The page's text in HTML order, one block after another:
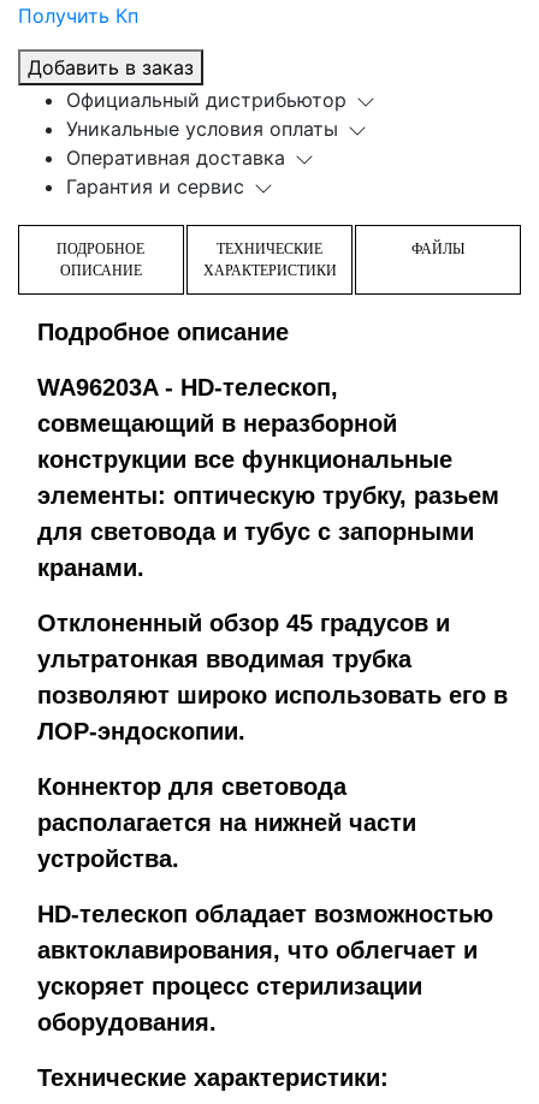
Получить Кп
Добавить в заказ
Официальный дистрибьютор
Уникальные условия оплаты
Оперативная доставка
Гарантия и сервис
ПОДРОБНОЕ
ОПИСАНИЕ
ТЕХНИЧЕСКИЕ
ХАРАКТЕРИСТИКИ
ФАЙЛЫ
Подробное описание
WA96203A - HD-телескоп,
совмещающий в неразборной
конструкции все функциональные
элементы: оптическую трубку, разьем
для световода и тубус с запорными
кранами.
Отклоненный обзор 45 градусов и
ультратонкая вводимая трубка
позволяют широко использовать его в
ЛОР-эндоскопии.
Коннектор для световода
располагается на нижней части
устройства.
HD-телескоп обладает возможностью
авктоклавирования, что облегчает и
ускоряет процесс стерилизации
оборудования.
Технические характеристики: